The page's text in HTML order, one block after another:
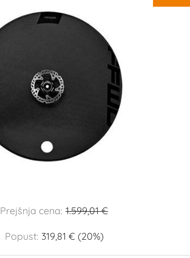
Prejšnja cena: 1.599,01 €
Popust: 319,81 € (20%)